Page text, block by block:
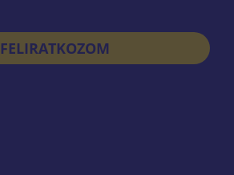
FELIRATKOZOM